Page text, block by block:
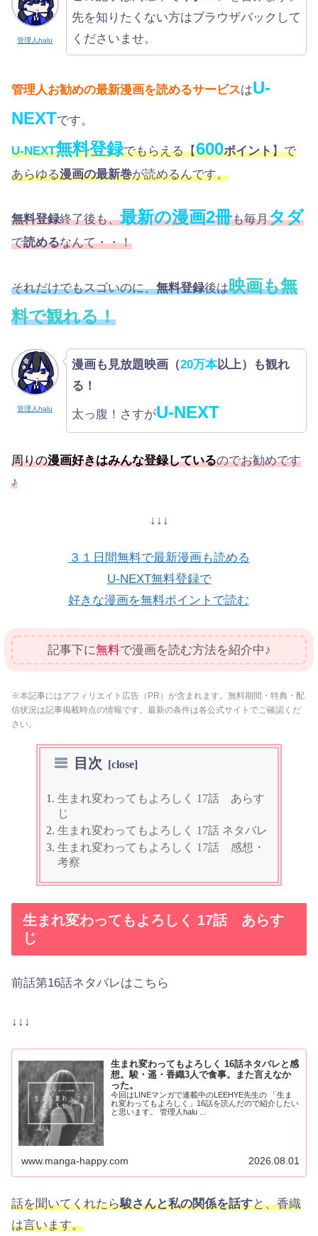
管理人halu
先を知りたくない方はブラウザバックして
くださいませ。
管理人お勧めの最新漫画を読めるサービスはU-
NEXTです。
U-NEXT無料登録でもらえる【600ポイント】で
あらゆる漫画の最新巻が読めるんです。
無料登録終了後も、最新の漫画2冊も毎月タダ
で読めるなんて・・！
それだけでもスゴいのに、無料登録後は映画も無
料で観れる！
管理人halu
漫画も見放題映画（20万本以上）も観れ
る！
太っ腹！さすがU-NEXT
周りの漫画好きはみんな登録しているのでお勧めです
♪
↓↓↓
３１日間無料で最新漫画も読める
U-NEXT無料登録で
好きな漫画を無料ポイントで読む
記事下に無料で漫画を読む方法を紹介中♪
※本記事にはアフィリエイト広告（PR）が含まれます。無料期間・特典・配
信状況は記事掲載時点の情報です。最新の条件は各公式サイトでご確認くだ
さい。
目次
生まれ変わってもよろしく 17話 あらす
じ
生まれ変わってもよろしく 17話 ネタバレ
生まれ変わってもよろしく 17話 感想・
考察
生まれ変わってもよろしく 17話 あらす
じ
前話第16話ネタバレはこちら
↓↓↓
生まれ変わってもよろしく 16話ネタバレと感
想。駿・遥・香織3人で食事。また言えなか
った。
今回はLINEマンガで連載中のLEEHYE先生の 「生ま
れ変わってもよろしく」16話を読んだので紹介したい
と思います。 管理人halu ...
www.manga-happy.com 2026.08.01
話を聞いてくれたら駿さんと私の関係を話すと、香織
は言います。